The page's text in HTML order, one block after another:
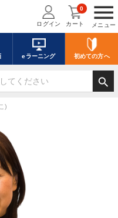
menu
メニュー
ログイン カート
0
eラーニング 初めての方へ
search
)